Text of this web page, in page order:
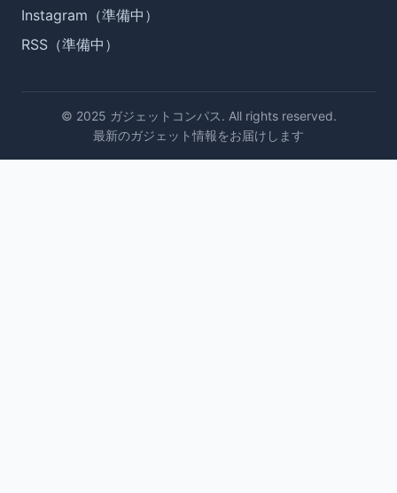
Instagram（準備中）
RSS（準備中）
© 2025 ガジェットコンパス. All rights reserved.
最新のガジェット情報をお届けします